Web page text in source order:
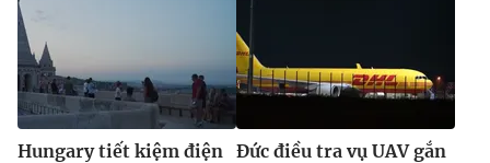
Hungary tiết kiệm điện
Đức điều tra vụ UAV gắn